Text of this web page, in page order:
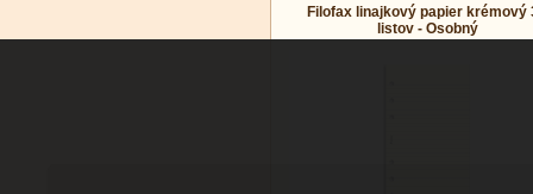
Filofax linajkový papier krémový
listov - Osobný